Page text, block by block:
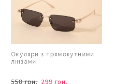
Окуляри з прямокутними
лінзами
558 грн. 299 грн.